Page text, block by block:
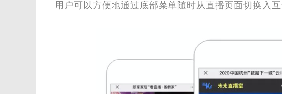
用户可以方便地通过底部菜单随时从直播页面切换入互